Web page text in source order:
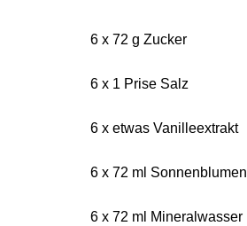
6 x 72 g Zucker
6 x 1 Prise Salz
6 x etwas Vanilleextrakt
6 x 72 ml
6 x 72 ml Mineralwasser